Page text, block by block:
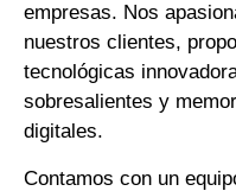
empresas. Nos
nuestros clientes,
tecnológicas
sobresalientes y
digitales.
Contamos con un